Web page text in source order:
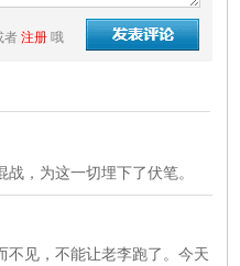
者 注册 哦
，为这一切埋下了伏笔。
不见，不能让老李跑了。今天